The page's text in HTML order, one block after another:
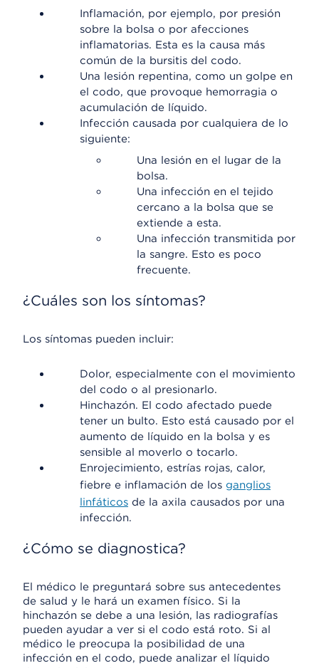
Inflamación, por ejemplo, por presión
sobre la bolsa o por afecciones
inflamatorias. Esta es la causa más
común de la bursitis del codo.
Una lesión repentina, como un golpe en
el codo, que provoque hemorragia o
acumulación de líquido.
Infección causada por cualquiera de lo
siguiente:
Una lesión en el lugar de la
bolsa.
Una infección en el tejido
cercano a la bolsa que se
extiende a esta.
Una infección transmitida por
la sangre. Esto es poco
frecuente.
¿Cuáles son los síntomas?
Los síntomas pueden incluir:
Dolor, especialmente con el movimiento
del codo o al presionarlo.
Hinchazón. El codo afectado puede
tener un bulto. Esto está causado por el
aumento de líquido en la bolsa y es
sensible al moverlo o tocarlo.
Enrojecimiento, estrías rojas, calor,
fiebre e inflamación de los ganglios
linfáticos de la axila causados por una
infección.
¿Cómo se diagnostica?
El médico le preguntará sobre sus antecedentes
de salud y le hará un examen físico. Si la
hinchazón se debe a una lesión, las radiografías
pueden ayudar a ver si el codo está roto. Si al
médico le preocupa la posibilidad de una
infección en el codo, puede analizar el líquido